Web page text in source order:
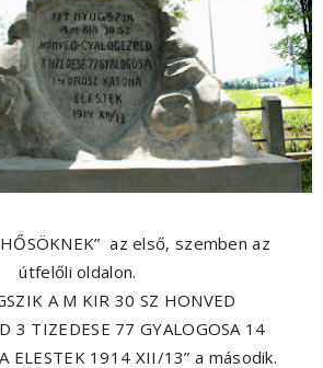
az első, szemben az
útfelőli oldalon.
A M KIR 30 SZ HONVED
3 TIZEDESE 77 GYALOGOSA 14
ELESTEK 1914 XII/13” a második.